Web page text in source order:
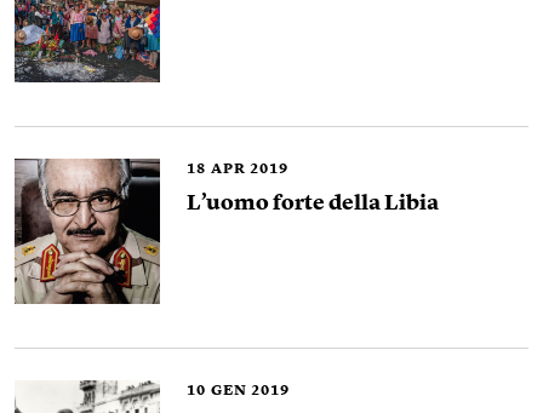
18 APR 2019
L’uomo forte della Libia
10 GEN 2019